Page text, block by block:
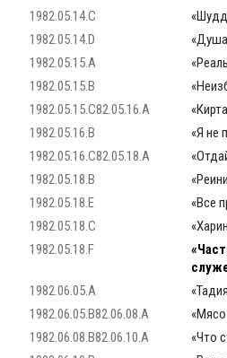
1982.05.14.C
1982.05.14.D
1982.05.15.A
1982.05.15.B
1982.05.15.C82.05.16.A
1982.05.16.B
«Я не
1982.05.16.C82.05.18.A
1982.05.18.B
1982.05.18.E
«Все
1982.05.18.C
1982.05.18.F
1982.06.05.A
1982.06.05.B82.06.08.A
«Мясо
1982.06.08.B82.06.10.A
«Что